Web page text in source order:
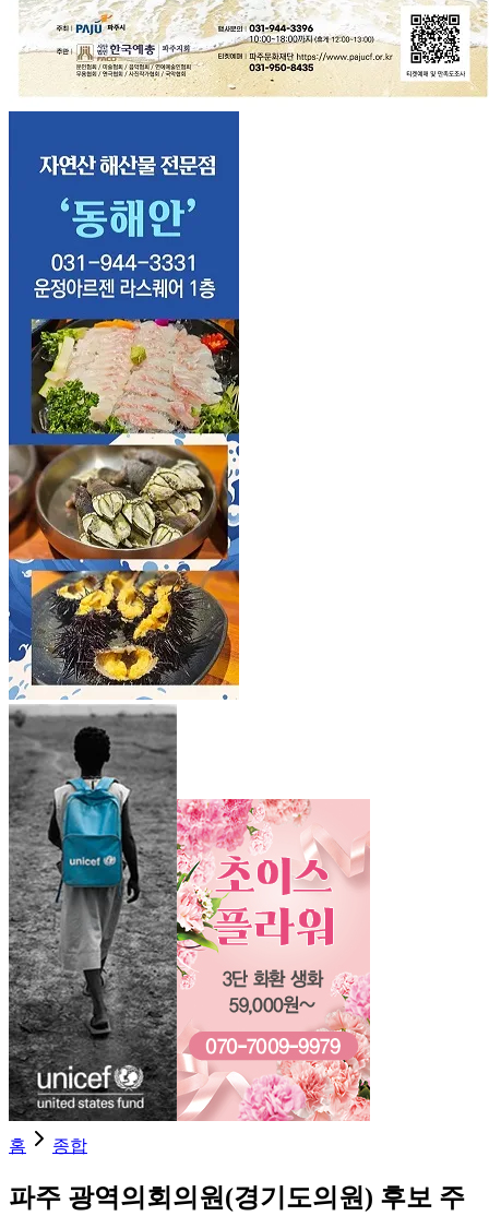
홈 종합
파주 광역의회의원(경기도의원) 후보 주